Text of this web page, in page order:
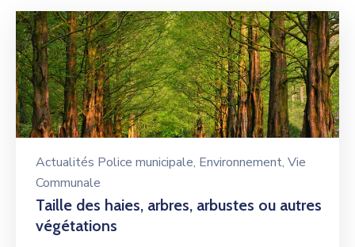
Actualités Police municipale‚ Environnement‚ Vie
Communale
Taille des haies, arbres, arbustes ou autres
végétations